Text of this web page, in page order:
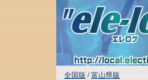
全国版/富山県版